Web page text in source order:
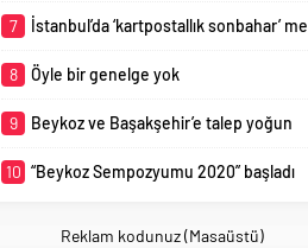
7 İstanbul’da ‘kartpostallık sonbahar’ mest etti
8 Öyle bir genelge yok
9 Beykoz ve Başakşehir’e talep yoğun
10 “Beykoz Sempozyumu 2020” başladı
Reklam kodunuz (Masaüstü)